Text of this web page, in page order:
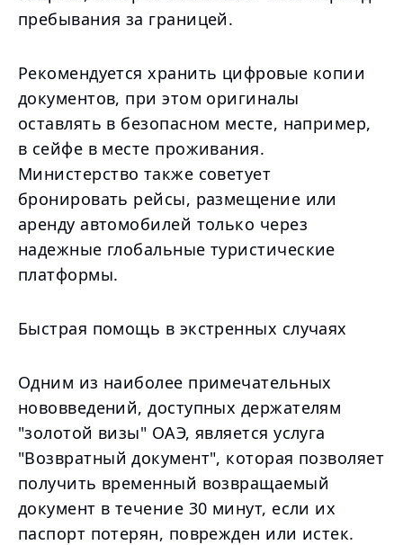
пребывания за границей.
Рекомендуется хранить цифровые копии
документов, при этом оригиналы
оставлять в безопасном месте, например,
в сейфе в месте проживания.
Министерство также советует
бронировать рейсы, размещение или
аренду автомобилей только через
надежные глобальные туристические
платформы.
Быстрая помощь в экстренных случаях
Одним из наиболее примечательных
нововведений, доступных держателям
"золотой визы" ОАЭ, является услуга
"Возвратный документ", которая позволяет
получить временный возвращаемый
документ в течение 30 минут, если их
паспорт потерян, поврежден или истек.